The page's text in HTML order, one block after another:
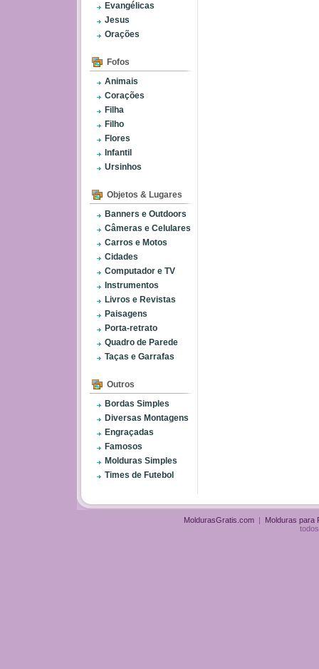
Evangélicas
Jesus
Orações
Fofos
Animais
Corações
Filha
Filho
Flores
Infantil
Ursinhos
Objetos & Lugares
Banners e Outdoors
Câmeras e Celulares
Carros e Motos
Cidades
Computador e TV
Instrumentos
Livros e Revistas
Paisagens
Porta-retrato
Quadro de Parede
Taças e Garrafas
Outros
Bordas Simples
Diversas Montagens
Engraçadas
Famosos
Molduras Simples
Times de Futebol
MoldurasGratis.com | Molduras